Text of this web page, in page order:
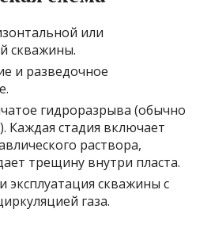
или
скважины.
и разведочное
гидроразрыва (обычно
Каждая стадия включает
раствора,
трещину внутри пласта.
эксплуатация скважины с
газа.